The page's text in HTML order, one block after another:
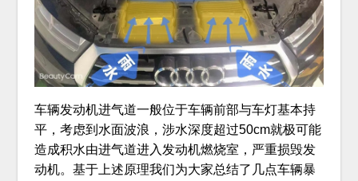
车辆发动机进气道一般位于车辆前部与车灯基本持
平，考虑到水面波浪，涉水深度超过50cm就极可能
造成积水由进气道进入发动机燃烧室，严重损毁发
动机。基于上述原理我们为大家总结了几点车辆暴